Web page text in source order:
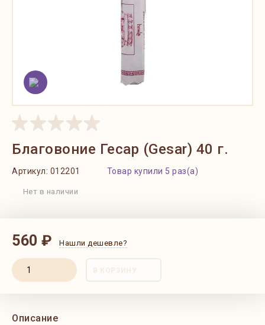
Благовоние Гесар (Gesar) 40 г.
Артикул: 012201 Товар купили 5 раз(а)
Нет в наличии
560 ₽ Нашли дешевле?
В КОРЗИНУ
Описание